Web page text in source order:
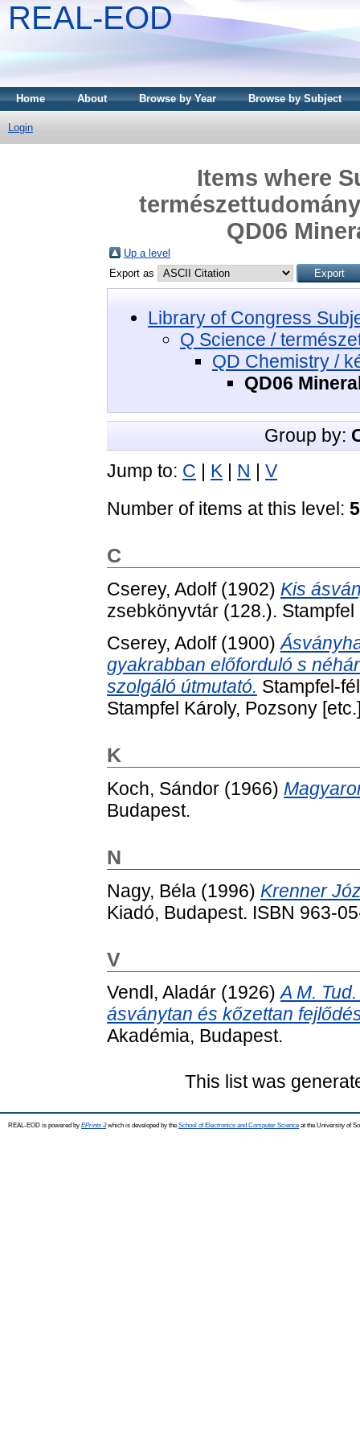
REAL-EOD
Home About Browse by Year Browse by Subject
Login
Items where
QD06
Up a level
Export as
Library of Congress
Q Science /
QD Chemistry /
QD06
Group by:
Jump to: C K N
V
Number of items at this level: 5
C
Cserey, Adolf(1902) Kis
zsebkönyvtár (128.).
Cserey, Adolf(1900)
gyakrabban előforduló s
szolgáló útmutató. Stampfel-
Stampfel Károly, Pozsony
K
Koch, Sándor (1966)
Budapest.
N
Nagy, Béla (1996) Krenner
Kiadó, Budapest. ISBN 963-
V
Vendl, Aladár (1926)A M.
ásványtan és kőzettan
Akadémia, Budapest.
This list was
REAL-EOD is powered by EPrints 3which is developed by the School of Electronics and Computer Science at the University of